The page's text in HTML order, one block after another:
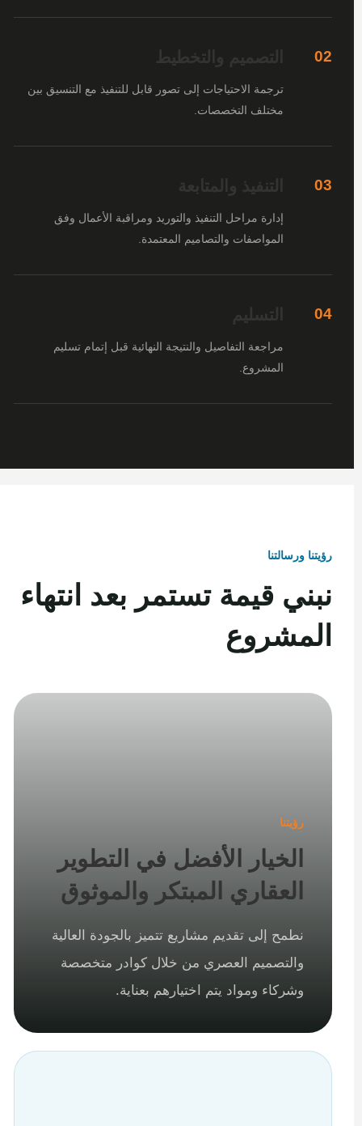
02 التصميم والتخطيط
ترجمة الاحتياجات إلى تصور قابل للتنفيذ مع التنسيق بين
مختلف التخصصات.
03 التنفيذ والمتابعة
إدارة مراحل التنفيذ والتوريد ومراقبة الأعمال وفق
المواصفات والتصاميم المعتمدة.
04 التسليم
مراجعة التفاصيل والنتيجة النهائية قبل إتمام تسليم
المشروع.
رؤيتنا ورسالتنا
نبني قيمة تستمر بعد انتهاء
المشروع
رؤيتنا
الخيار الأفضل في التطوير
العقاري المبتكر والموثوق
نطمح إلى تقديم مشاريع تتميز بالجودة العالية
والتصميم العصري من خلال كوادر متخصصة
وشركاء ومواد يتم اختيارهم بعناية.